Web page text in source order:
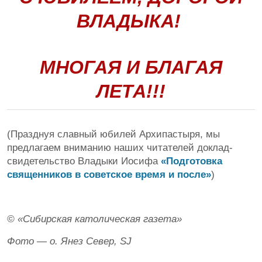
ВЛАДЫКА!
МНОГАЯ И БЛАГАЯ
ЛЕТА!!!
(Празднуя славный юбилей Архипастыря, мы
предлагаем вниманию наших читателей доклад-
свидетельство Владыки Иосифа «Подготовка
священников в советское время и после»)
© «Сибирская католическая газета»
Фото — о. Янез Север, SJ